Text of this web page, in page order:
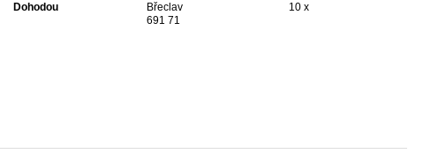
Dohodou
Břeclav
691 71
10 x